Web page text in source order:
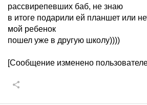
рассвирепевших баб, не знаю
в итоге подарили ей планшет или
мой ребенок
пошел уже в другую школу))))
[Сообщение изменено